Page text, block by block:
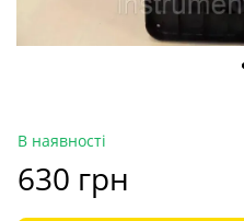
В наявності
630 грн